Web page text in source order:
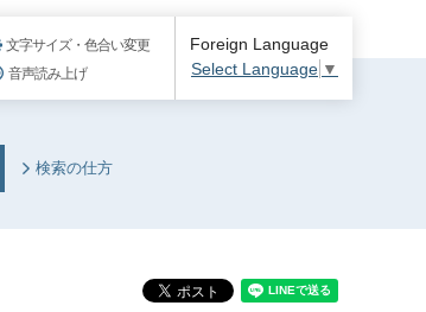
文字サイズ・色合い変更
音声読み上げ
Foreign Language
Select Language ▼
検索の仕方